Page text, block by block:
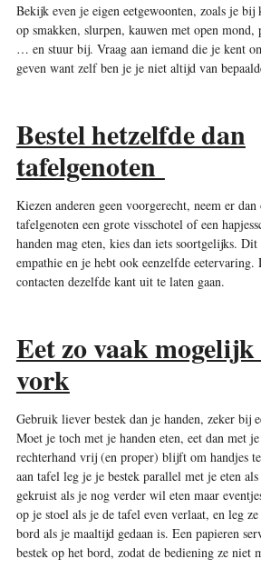
Bekijk even je eigen eetgewoonten, zoals je
op smakken, slurpen, kauwen met open
… en stuur bij. Vraag aan iemand die je kent
geven want zelf ben je je niet altijd van
Bestel hetzelfde dan
tafelgenoten
Kiezen anderen geen voorgerecht, neem er
tafelgenoten een grote visschotel of een
handen mag eten, kies dan iets soortgelijks. Dit
empathie en je hebt ook eenzelfde
contacten dezelfde kant uit te laten gaan.
Eet zo vaak mogelijk
vork
Gebruik liever bestek dan je handen, zeker bij
Moet je toch met je handen eten, eet dan met
rechterhand vrij (en proper) blijft om handjes
aan tafel leg je je bestek parallel met je eten als
gekruist als je nog verder wil eten maar
op je stoel als je de tafel even verlaat, en leg
bord als je maaltijd gedaan is. Een papieren
bestek op het bord, zodat de bediening ze niet